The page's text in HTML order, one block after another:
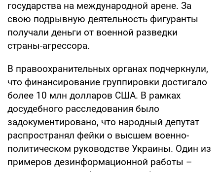
государства на международной арене. За
свою подрывную деятельность фигуранты
получали деньги от военной разведки
страны-агрессора.
В правоохранительных органах подчеркнули,
что финансирование группировки достигало
более 10 млн долларов США. В рамках
досудебного расследования было
задокументировано, что народный депутат
распространял фейки о высшем военно-
политическом руководстве Украины. Один из
примеров дезинформационной работы –